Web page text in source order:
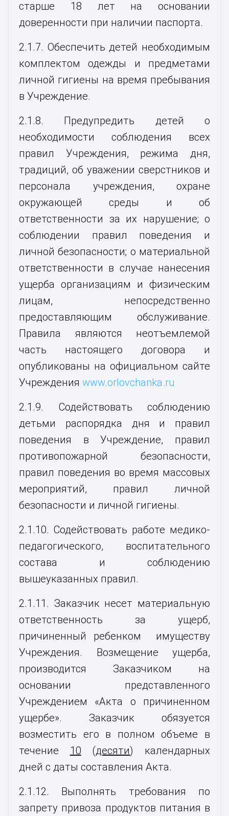
старше 18 лет на основании
доверенности при наличии паспорта.
2.1.7. Обеспечить детей необходимым
комплектом одежды и предметами
личной гигиены на время пребывания
в Учреждение.
2.1.8. Предупредить детей о
необходимости соблюдения всех
правил Учреждения, режима дня,
традиций, об уважении сверстников и
персонала учреждения, охране
окружающей среды и об
ответственности за их нарушение; о
соблюдении правил поведения и
личной безопасности; о материальной
ответственности в случае нанесения
ущерба организациям и физическим
лицам, непосредственно
предоставляющим обслуживание.
Правила являются неотъемлемой
часть настоящего договора и
опубликованы на официальном сайте
Учреждения www.orlovchanka.ru
2.1.9. Содействовать соблюдению
детьми распорядка дня и правил
поведения в Учреждение, правил
противопожарной безопасности,
правил поведения во время массовых
мероприятий, правил личной
безопасности и личной гигиены.
2.1.10. Содействовать работе медико-
педагогического, воспитательного
состава и соблюдению
вышеуказанных правил.
2.1.11. Заказчик несет материальную
ответственность за ущерб,
причиненный ребенком имуществу
Учреждения. Возмещение ущерба,
производится Заказчиком на
основании представленного
Учреждением «Акта о причиненном
ущербе». Заказчик обязуется
возместить его в полном объеме в
течение 10 (десяти) календарных
дней с даты составления Акта.
2.1.12. Выполнять требования по
запрету привоза продуктов питания в